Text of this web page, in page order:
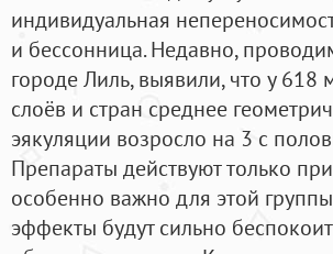
индивидуальная
и бессонница. Недавно,
городе Лиль, выявили, что у
слоёв и стран среднее
эякуляции возросло на 3 с
Препараты действуют только
особенно важно для этой
эффекты будут сильно